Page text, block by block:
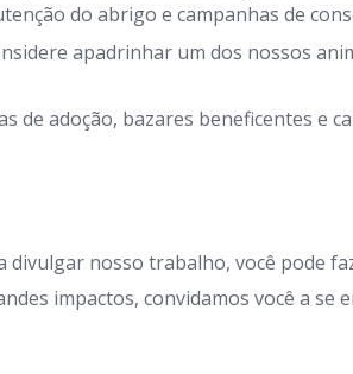
do abrigo e campanhas de
apadrinhar um dos nossos
de adoção, bazares beneficentes e
nosso trabalho, você pode
impactos, convidamos você a se